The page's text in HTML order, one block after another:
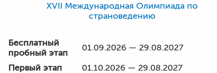
XVII Международная Олимпиада по
страноведению
Бесплатный
пробный этап
01.09.2026 — 29.08.2027
Первый этап
01.10.2026 — 29.08.2027